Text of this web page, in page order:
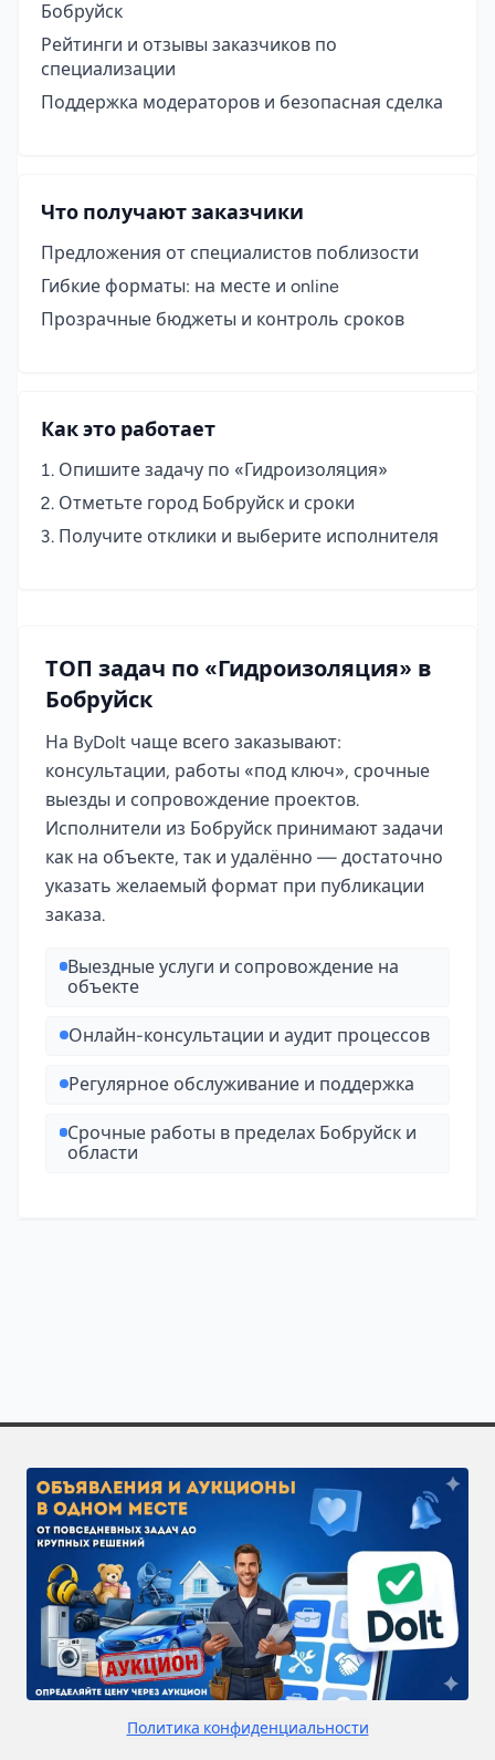
Бобруйск
Рейтинги и отзывы заказчиков по
специализации
Поддержка модераторов и безопасная сделка
Что получают заказчики
Предложения от специалистов поблизости
Гибкие форматы: на месте и online
Прозрачные бюджеты и контроль сроков
Как это работает
Опишите задачу по «Гидроизоляция»
Отметьте город Бобруйск и сроки
Получите отклики и выберите исполнителя
ТОП задач по «Гидроизоляция» в
Бобруйск
На ByDoIt чаще всего заказывают:
консультации, работы «под ключ», срочные
выезды и сопровождение проектов.
Исполнители из Бобруйск принимают задачи
как на объекте, так и удалённо — достаточно
указать желаемый формат при публикации
заказа.
Выездные услуги и сопровождение на
объекте
Онлайн-консультации и аудит процессов
Регулярное обслуживание и поддержка
Срочные работы в пределах Бобруйск и
области
Политика конфиденциальности